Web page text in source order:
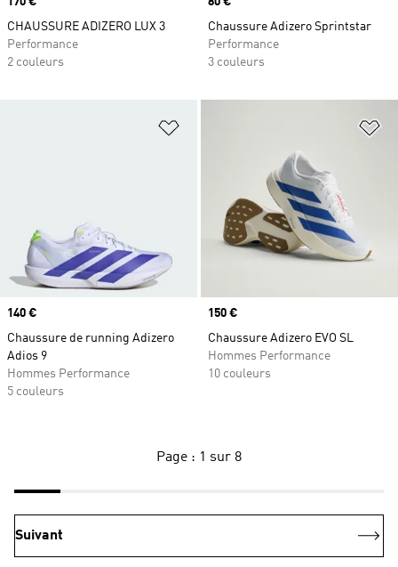
CHAUSSURE ADIZERO LUX 3
Performance
2 couleurs
Chaussure Adizero Sprintstar
Performance
3 couleurs
Ajouter à la Liste de produits
Prix
140 €
Chaussure de running Adizero
Adios 9
Hommes Performance
5 couleurs
Prix
150 €
Chaussure Adizero EVO SL
Hommes Performance
10 couleurs
Page : 1 sur 8
Suivant